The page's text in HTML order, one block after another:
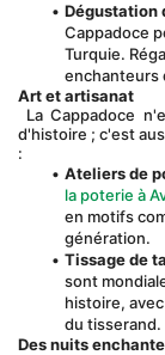
Dégustation
Cappadoce
Turquie.
enchanteurs
Art et artisanat
d'histoire ; c'est
:
Ateliers de
la poterie à
en motifs
génération.
Tissage de
sont
histoire,
du tisserand.
Des nuits